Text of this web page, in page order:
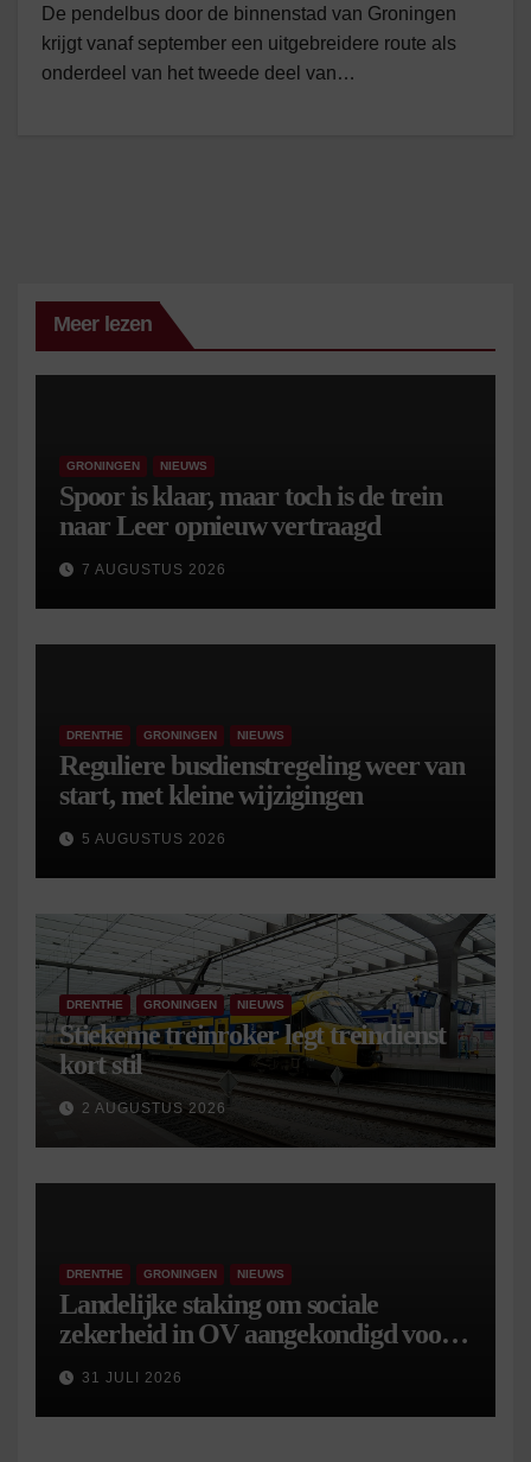
De pendelbus door de binnenstad van Groningen
krijgt vanaf september een uitgebreidere route als
onderdeel van het tweede deel van…
Meer lezen
GRONINGEN NIEUWS
Spoor is klaar, maar toch is de trein
naar Leer opnieuw vertraagd
7 AUGUSTUS 2026
DRENTHE GRONINGEN NIEUWS
Reguliere busdienstregeling weer van
start, met kleine wijzigingen
5 AUGUSTUS 2026
DRENTHE GRONINGEN NIEUWS
Stiekeme treinroker legt treindienst
kort stil
2 AUGUSTUS 2026
DRENTHE GRONINGEN NIEUWS
Landelijke staking om sociale
zekerheid in OV aangekondigd voor 9
september
31 JULI 2026